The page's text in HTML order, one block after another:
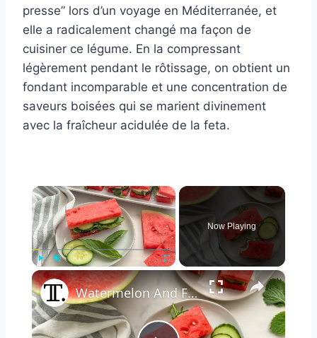
presse” lors d’un voyage en Méditerranée, et
elle a radicalement changé ma façon de
cuisiner ce légume. En la compressant
légèrement pendant le rôtissage, on obtient un
fondant incomparable et une concentration de
saveurs boisées qui se marient divinement
avec la fraîcheur acidulée de la feta.
×
Play Unmute Fullscreen
Now Playing
×
Watermelon And Feta Tea Sandwiches Recipe